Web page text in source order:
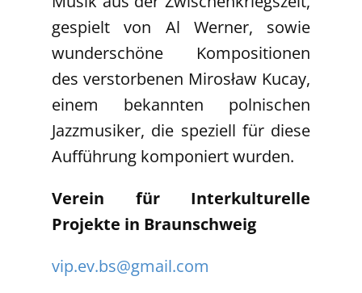
gespielt von Al Werner, sowie
wunderschöne Kompositionen
des verstorbenen Mirosław Kucay,
einem bekannten polnischen
Jazzmusiker, die speziell für diese
Aufführung komponiert wurden.
Verein für Interkulturelle
Projekte in Braunschweig
vip.ev.bs@gmail.com